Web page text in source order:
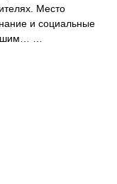
Место
и социальные
…